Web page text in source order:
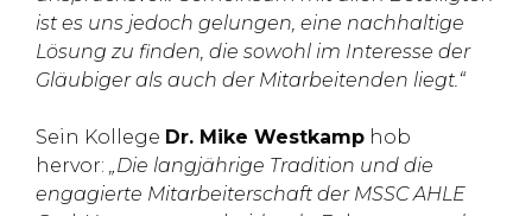
ist es uns jedoch gelungen, eine nachhaltige
Lösung zu finden, die sowohl im Interesse der
Gläubiger als auch der Mitarbeitenden liegt.“
Sein Kollege Dr. Mike Westkamp hob
hervor: „Die langjährige Tradition und die
engagierte Mitarbeiterschaft der MSSC AHLE